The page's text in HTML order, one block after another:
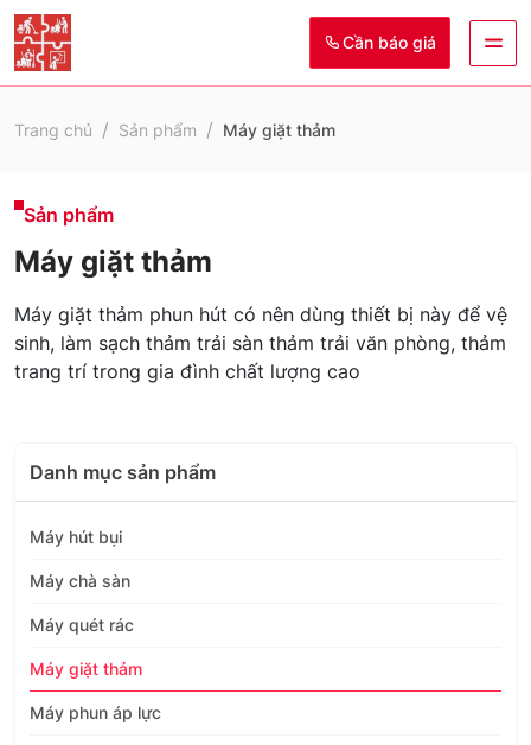
Cần báo giá
Trang chủ Sản phẩm Máy giặt thảm
Sản phẩm
Máy giặt thảm
Máy giặt thảm phun hút có nên dùng thiết bị này để vệ
sinh, làm sạch thảm trải sàn thảm trải văn phòng, thảm
trang trí trong gia đình chất lượng cao
Danh mục sản phẩm
Máy hút bụi
Máy chà sàn
Máy quét rác
Máy giặt thảm
Máy phun áp lực